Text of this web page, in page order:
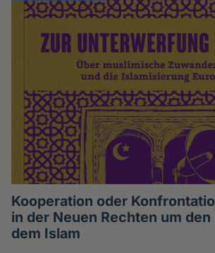
Kooperation oder
in der Neuen Rechten um
dem Islam